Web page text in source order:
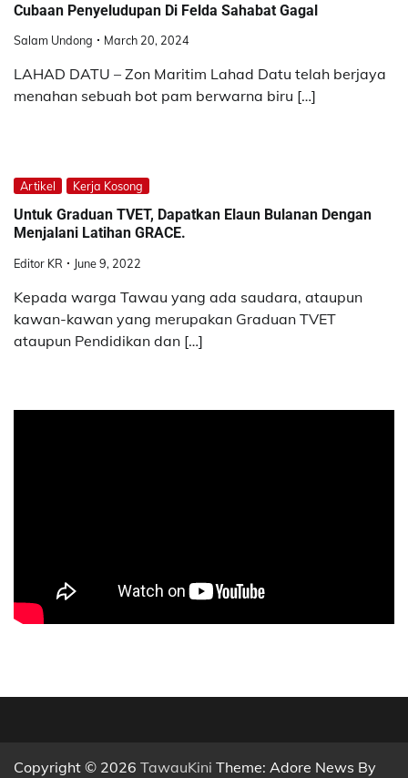
Cubaan Penyeludupan Di Felda Sahabat Gagal
Salam Undong March 20, 2024
LAHAD DATU – Zon Maritim Lahad Datu telah berjaya
menahan sebuah bot pam berwarna biru […]
Artikel Kerja Kosong
Untuk Graduan TVET, Dapatkan Elaun Bulanan Dengan
Menjalani Latihan GRACE.
Editor KR June 9, 2022
Kepada warga Tawau yang ada saudara, ataupun
kawan-kawan yang merupakan Graduan TVET
ataupun Pendidikan dan […]
Copyright © 2026 TawauKini Theme: Adore News By